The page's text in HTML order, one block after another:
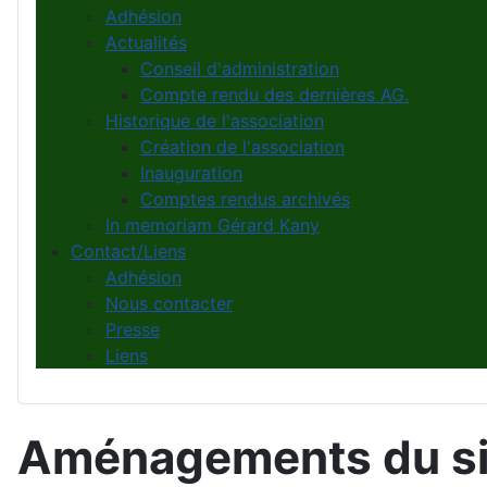
Adhésion
Actualités
Conseil d'administration
Compte rendu des dernières AG.
Historique de l'association
Création de l'association
Inauguration
Comptes rendus archivés
In memoriam Gérard Kany
Contact/Liens
Adhésion
Nous contacter
Presse
Liens
Aménagements du